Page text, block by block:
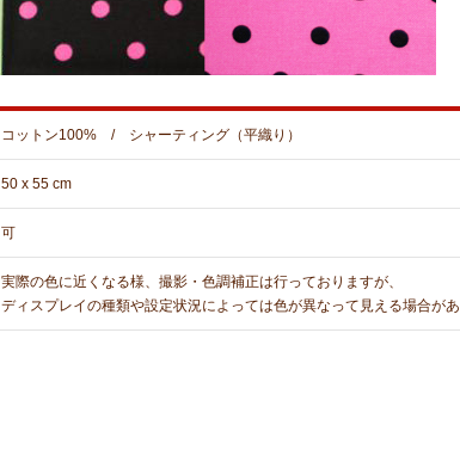
コットン100% / シャーティング（平織り）
50 x 55 cm
可
実際の色に近くなる様、撮影・色調補正は行っておりますが、
ディスプレイの種類や設定状況によっては色が異なって見える場合があ